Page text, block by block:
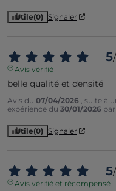
Utile(0) Signaler
5/
Avis vérifié
belle qualité et densité
Avis du 07/04/2026
, suite à
expérience du 30/01/2026
Utile(0) Signaler
5/
Avis vérifié et récompensé